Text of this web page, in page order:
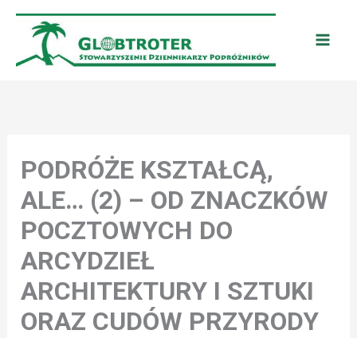
Przejdź
treści
PODRÓŻE KSZTAŁCĄ,
ALE… (2) – OD ZNACZKÓW
POCZTOWYCH DO
ARCYDZIEŁ
ARCHITEKTURY I SZTUKI
ORAZ CUDÓW PRZYRODY